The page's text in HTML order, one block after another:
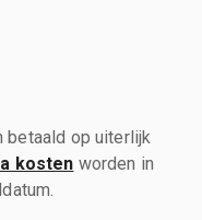
betaald op uiterlijk
kosten worden in